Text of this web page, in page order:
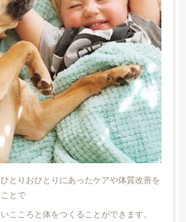
とりおひとりにあったケアや体質改善を
とで
こころと体をつくることができます。